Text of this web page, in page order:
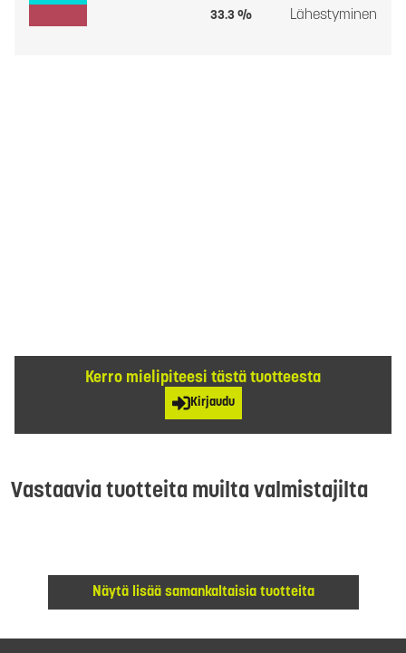
33.3 % Lähestyminen
Kerro mielipiteesi tästä tuotteesta
Kirjaudu
Vastaavia tuotteita muilta valmistajilta
Näytä lisää samankaltaisia tuotteita